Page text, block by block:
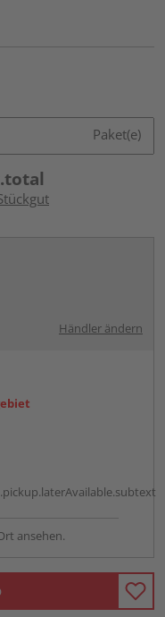
Paket(e)
Händler ändern
ansehen.